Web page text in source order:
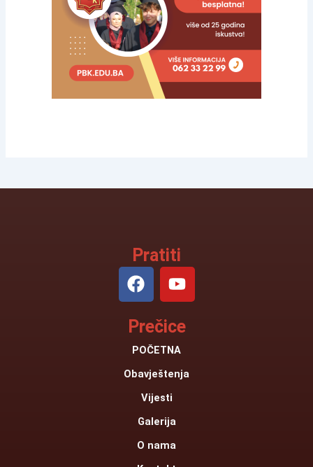
Pratiti
F
a
e
b
o
k
Y
o
t
u
e
Prečice
POČETNA
Obavještenja
Vijesti
Galerija
O nama